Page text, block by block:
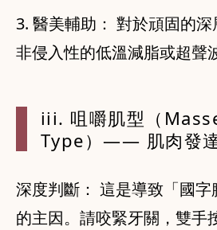
3. 醫美輔助： 對於頑固的
非侵入性的低溫減脂或超聲
iii. 咀嚼肌型（
Type）—— 肌肉發
深度判斷： 這是導致「國字
的主因。請咬緊牙關，雙手